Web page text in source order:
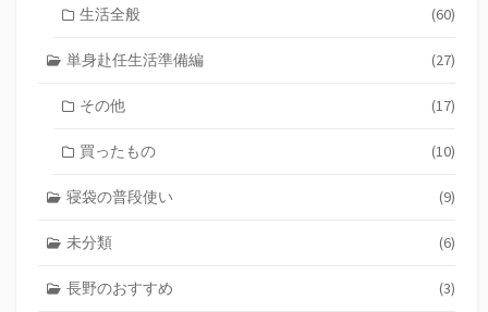
生活全般 (60)
単身赴任生活準備編 (27)
その他 (17)
買ったもの (10)
寝袋の普段使い (9)
未分類 (6)
長野のおすすめ (3)